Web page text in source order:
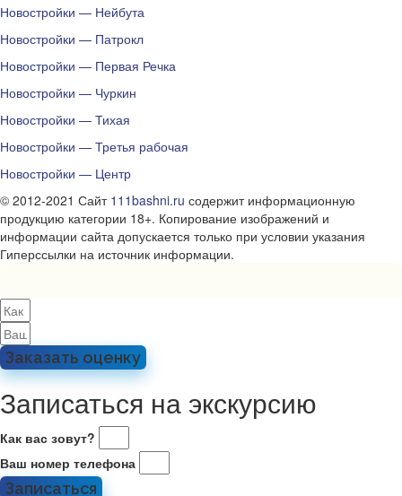
Новостройки — Нейбута
Новостройки — Патрокл
Новостройки — Первая Речка
Новостройки — Чуркин
Новостройки — Тихая
Новостройки — Третья рабочая
Новостройки — Центр
© 2012-2021 Сайт 111bashni.ru содержит информационную
продукцию категории 18+. Копирование изображений и
информации сайта допускается только при условии указания
Гиперссылки на источник информации.
Заказать оценку
Записаться на экскурсию
Как вас зовут?
Ваш номер телефона
Записаться